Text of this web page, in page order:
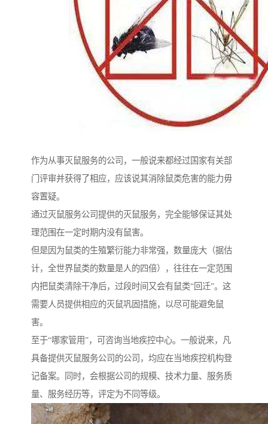
作为从事灭鼠服务的公司，一般说来都经过国家有关部
门评审并获得了相应，应该说其消除鼠类危害的能力毋
容置疑。
通过灭鼠服务公司提供的灭鼠服务，完全能够保证其处
理范围在一定时期内没有鼠害。
但是因为鼠类的生殖繁衍能力非常强，数量庞大（据估
计，全世界鼠类的数量是人的四倍），往往在一定范围
内把鼠类清除干净后，过段时间又会有鼠类“回迁”。这
需要人员提供相应的灭鼠巩固措施，以尽可能避免鼠
害。
至于“哪家管用”，可咨询当地疾控中心。一般说来，凡
具备提供灭鼠服务公司的公司，均应在当地疾控机构登
记备案。同时，会根据公司的规模、技术力量、服务质
量、服务经历等，评定为不同等级。